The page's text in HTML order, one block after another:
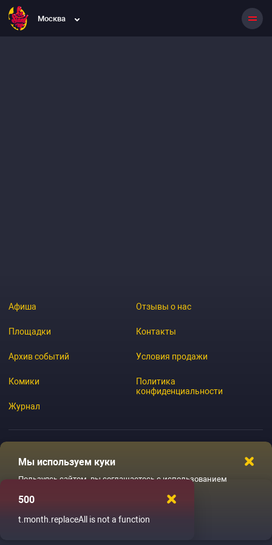
Москва
Афиша
Площадки
Архив событий
Комики
Журнал
Отзывы о нас
Контакты
Условия продажи
Политика
конфиденциальности
Мы используем куки
Пользуясь сайтом, вы соглашаетесь с использованием
Ладненько
500
t.month.replaceAll is not a function